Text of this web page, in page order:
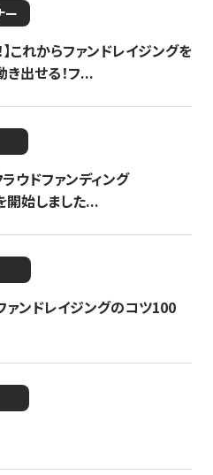
ー
】これからファンドレイジングを
出せる！フ...
ウドファンディング
開始しました...
ァンドレイジングのコツ100